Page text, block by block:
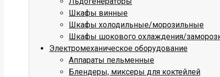
Шкафы винные
Шкафы холодильные/морозильные
Шкафы шокового охлаждения/
Электромеханическое оборудование
Аппараты пельменные
Блендеры, миксеры для коктейлей